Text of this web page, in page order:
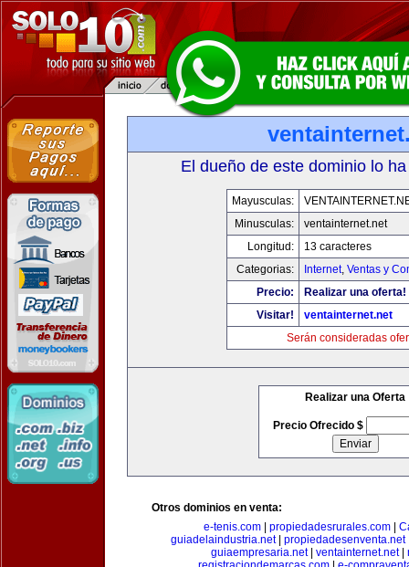
El dueño de este dominio lo
Mayusculas:
Minusculas:
ventainternet.net
Longitud:
13 caracteres
Categorias:
Internet, Ventas y
Precio:
Realizar una oferta!
Visitar!
ventainternet.net
Serán consideradas
Realizar una Oferta
Precio Ofrecido $
Otros dominios en venta:
e-tenis.com
propiedadesrurales.com
guiadelaindustria.net propiedadesenventa.net
guiaempresaria.net| ventainternet.net|